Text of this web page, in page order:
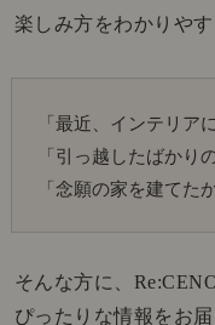
楽しみ方をわかりや
「最近、インテリア
「引っ越したばかり
「念願の家を建てた
そんな方に、
ぴったりな情報をお届